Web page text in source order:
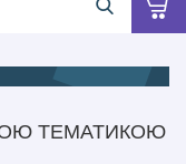
ТЕМАТИКОЮ